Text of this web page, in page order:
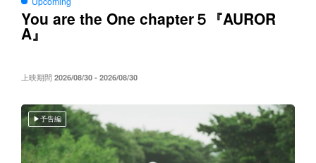
You are the One chapter５ 『AUROR
A』
上映期間 2026/08/30 - 2026/08/30
予告編